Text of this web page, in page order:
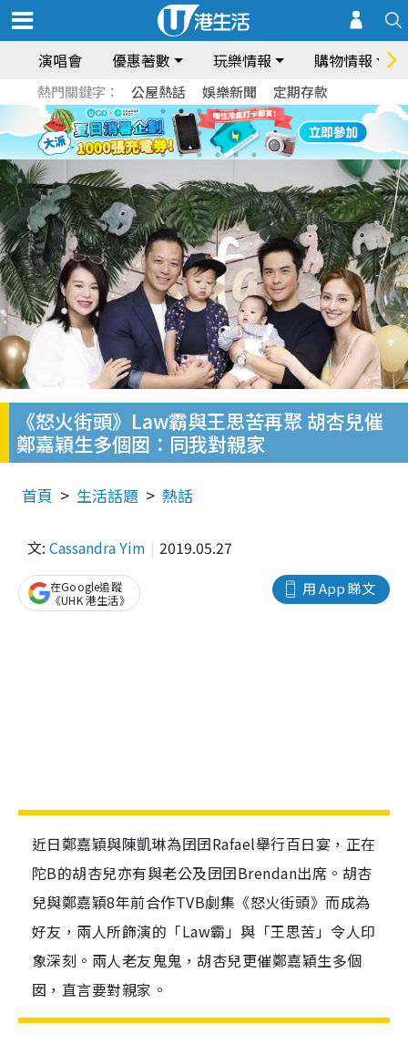
演唱會 優惠著數 玩樂情報 購物情報
熱門關鍵字： 公屋熱話 娛樂新聞 定期存款
《怒火街頭》Law霸與王思苦再聚 胡杏兒催
鄭嘉穎生多個囡：同我對親家
首頁 生活話題 熱話
文: Cassandra Yim 2019.05.27
用 App 睇文
在Google追蹤
《UHK 港生活》
近日鄭嘉穎與陳凱琳為囝囝Rafael舉行百日宴，正在
陀B的胡杏兒亦有與老公及囝囝Brendan出席。胡杏
兒與鄭嘉穎8年前合作TVB劇集《怒火街頭》而成為
好友，兩人所飾演的「Law霸」與「王思苦」令人印
象深刻。兩人老友鬼鬼，胡杏兒更催鄭嘉穎生多個
囡，直言要對親家。